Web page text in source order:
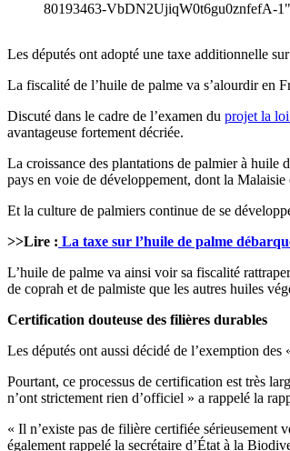
80193463-VbDN2UjiqW0t6gu0znfefA-
Les députés ont adopté une taxe additionnelle
La fiscalité de l’huile de palme va s’alourdir en
Discuté dans le cadre de l’examen du projet la
avantageuse fortement décriée.
La croissance des plantations de palmier à huile
pays en voie de développement, dont la Malaisie
Et la culture de palmiers continue de se
>>Lire : La taxe sur l’huile de palme
L’huile de palme va ainsi voir sa fiscalité
de coprah et de palmiste que les autres huiles
Certification douteuse des filières durables
Les députés ont aussi décidé de l’exemption
Pourtant, ce processus de certification est très
n’ont strictement rien d’officiel » a rappelé la
« Il n’existe pas de filière certifiée
également rappelé la secrétaire d’État à la